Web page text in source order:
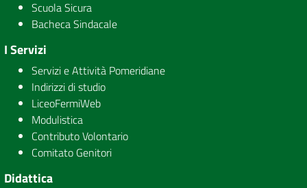
Scuola Sicura
Bacheca Sindacale
I Servizi
Servizi e Attività Pomeridiane
Indirizzi di studio
LiceoFermiWeb
Modulistica
Contributo Volontario
Comitato Genitori
Didattica